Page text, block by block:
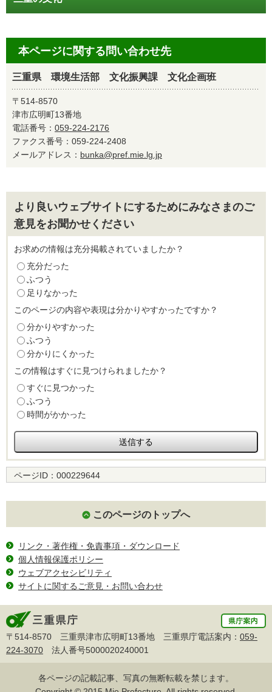
本ページに関する問い合わせ先
三重県 環境生活部 文化振興課 文化企画班
〒514-8570
津市広明町13番地
電話番号： 059-224-2176
ファクス番号：059-224-2408
メールアドレス： bunka@pref.mie.lg.jp
より良いウェブサイトにするためにみなさまのご
意見をお聞かせください
お求めの情報は充分掲載されていましたか？
充分だった
ふつう
足りなかった
このページの内容や表現は分かりやすかったですか？
分かりやすかった
ふつう
分かりにくかった
この情報はすぐに見つけられましたか？
すぐに見つかった
ふつう
時間がかかった
ページID： 000229644
このページのトップへ
リンク・著作権・免責事項・ダウンロード
個人情報保護ポリシー
ウェブアクセシビリティ
サイトに関するご意見・お問い合わせ
〒514-8570 三重県津市広明町13番地 三重県庁電話案内： 059-
224-3070 法人番号5000020240001
各ページの記載記事、写真の無断転載を禁じます。